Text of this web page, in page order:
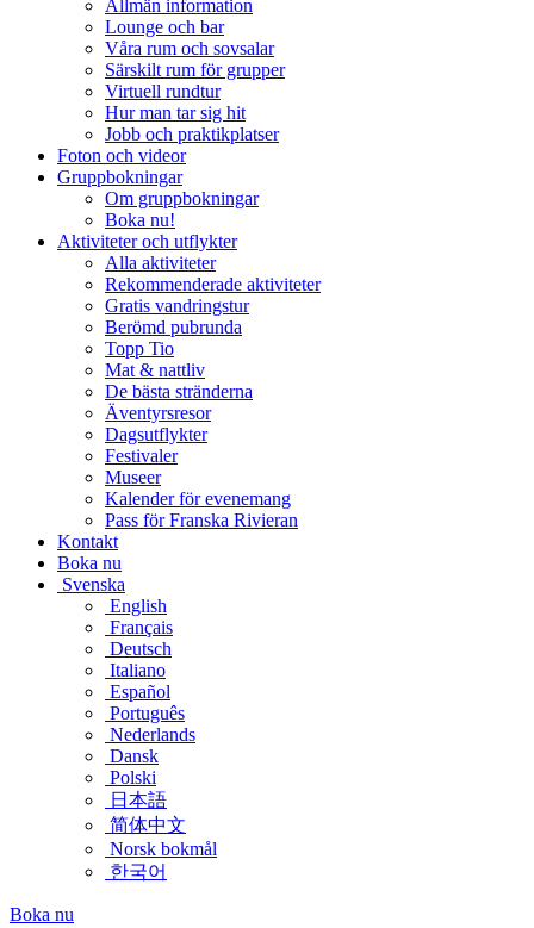
Allmän information
Lounge och bar
Våra rum och sovsalar
Särskilt rum för grupper
Virtuell rundtur
Hur man tar sig hit
Jobb och praktikplatser
Foton och videor
Gruppbokningar
Om gruppbokningar
Boka nu!
Aktiviteter och utflykter
Alla aktiviteter
Rekommenderade aktiviteter
Gratis vandringstur
Berömd pubrunda
Topp Tio
Mat & nattliv
De bästa stränderna
Äventyrsresor
Dagsutflykter
Festivaler
Museer
Kalender för evenemang
Pass för Franska Rivieran
Kontakt
Boka nu
Svenska
English
Français
Deutsch
Italiano
Español
Português
Nederlands
Dansk
Polski
日本語
简体中文
Norsk bokmål
한국어
Boka nu